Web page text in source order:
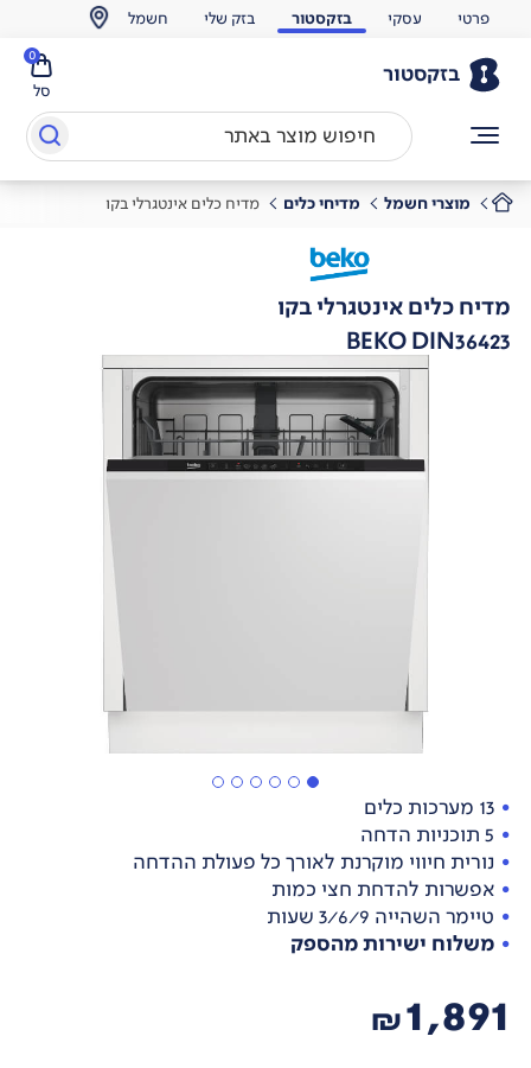
פרטי עסקי בזקסטור בזק שלי חשמל
בזקסטור
סל
0
מוצרי חשמל מדיחי כלים מדיח כלים אינטגרלי בקו
מדיח כלים אינטגרלי בקו
BEKO DIN36423
13 מערכות כלים
5 תוכניות הדחה
נורית חיווי מוקרנת לאורך כל פעולת ההדחה
אפשרות להדחת חצי כמות
טיימר השהייה 3/6/9 שעות
משלוח ישירות מהספק
1,891
₪